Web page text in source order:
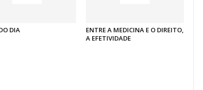
DIA
ENTRE A MEDICINA E O DIREITO,
A EFETIVIDADE